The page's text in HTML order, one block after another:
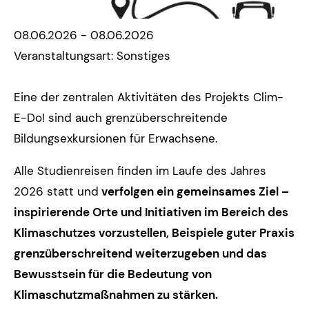
08.06.2026 - 08.06.2026
Veranstaltungsart: Sonstiges
Eine der zentralen Aktivitäten des Projekts Clim-
E-Do! sind auch grenzüberschreitende
Bildungsexkursionen für Erwachsene.
Alle Studienreisen finden im Laufe des Jahres
2026 statt und verfolgen ein gemeinsames Ziel –
inspirierende Orte und Initiativen im Bereich des
Klimaschutzes vorzustellen, Beispiele guter Praxis
grenzüberschreitend weiterzugeben und das
Bewusstsein für die Bedeutung von
Klimaschutzmaßnahmen zu stärken.